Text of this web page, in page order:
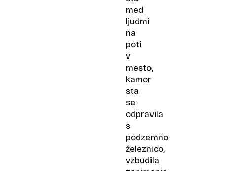
med
ljudmi
na
poti
v
mesto,
kamor
sta
se
odpravila
s
podzemno
železnico,
vzbudila